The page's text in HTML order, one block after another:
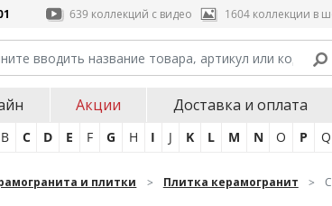
639 коллекций с видео 1604 коллекции в
Акции Доставка и оплата
B C D E F G H I J K L M N O P Q
и плитки Плитка керамогранит